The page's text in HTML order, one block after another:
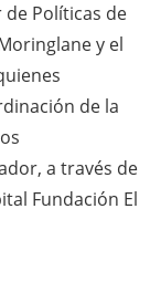
Políticas de
y el
de la
a través de
Fundación El